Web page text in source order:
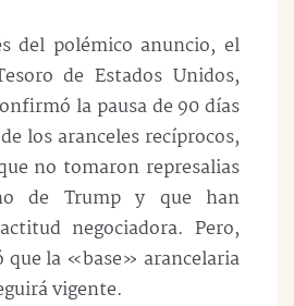
del polémico anuncio, el
de Estados Unidos,
la pausa de 90 días
los aranceles recíprocos,
no tomaron represalias
de Trump y que han
negociadora. Pero,
que la «base» arancelaria
vigente.